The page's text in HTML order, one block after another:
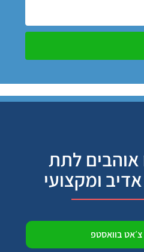
אוהבים לתת
ומקצועי
צ׳אט בוואסטפ